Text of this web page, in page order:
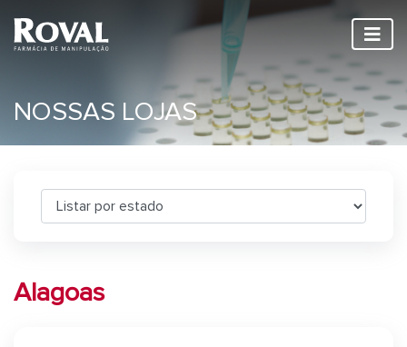
NOSSAS LOJAS
Alagoas